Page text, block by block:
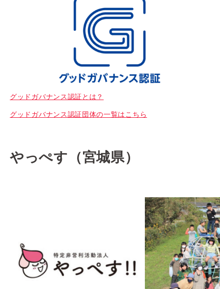
グッドガバナンス認証とは？
グッドガバナンス認証団体の一覧はこちら
やっぺす（宮城県）